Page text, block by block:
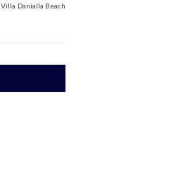
Villa Danialla Beach